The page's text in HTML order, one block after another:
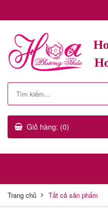
Giỏ hàng: (0)
Trang chủ Tất cả sản phẩm